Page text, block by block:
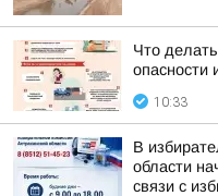
Что
опасности
10:33
В
области
связи с